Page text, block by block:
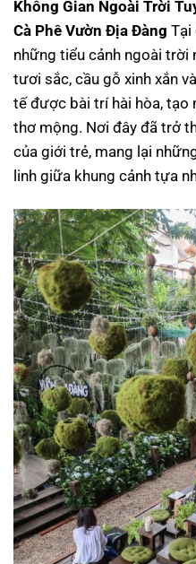
Không Gian Ngoài Trời
Cà Phê Vườn Địa Đàng Tại
những tiểu cảnh ngoài trời
tươi sắc, cầu gỗ xinh xắn
tế được bài trí hài hòa, tạo
thơ mộng. Nơi đây đã trở
của giới trẻ, mang lại
linh giữa khung cảnh tựa